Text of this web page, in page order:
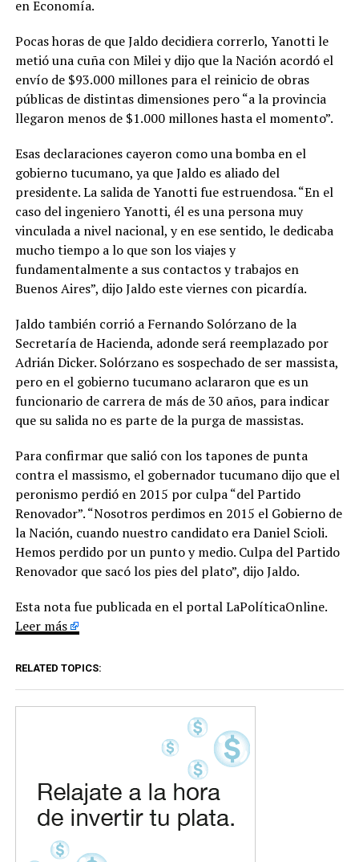
en Economía.
Pocas horas de que Jaldo decidiera correrlo, Yanotti le
metió una cuña con Milei y dijo que la Nación acordó el
envío de $93.000 millones para el reinicio de obras
públicas de distintas dimensiones pero “a la provincia
llegaron menos de $1.000 millones hasta el momento”.
Esas declaraciones cayeron como una bomba en el
gobierno tucumano, ya que Jaldo es aliado del
presidente. La salida de Yanotti fue estruendosa. “En el
caso del ingeniero Yanotti, él es una persona muy
vinculada a nivel nacional, y en ese sentido, le dedicaba
mucho tiempo a lo que son los viajes y
fundamentalmente a sus contactos y trabajos en
Buenos Aires”, dijo Jaldo este viernes con picardía.
Jaldo también corrió a Fernando Solórzano de la
Secretaría de Hacienda, adonde será reemplazado por
Adrián Dicker. Solórzano es sospechado de ser massista,
pero en el gobierno tucumano aclararon que es un
funcionario de carrera de más de 30 años, para indicar
que su salida no es parte de la purga de massistas.
Para confirmar que salió con los tapones de punta
contra el massismo, el gobernador tucumano dijo que el
peronismo perdió en 2015 por culpa “del Partido
Renovador”. “Nosotros perdimos en 2015 el Gobierno de
la Nación, cuando nuestro candidato era Daniel Scioli.
Hemos perdido por un punto y medio. Culpa del Partido
Renovador que sacó los pies del plato”, dijo Jaldo.
Esta nota fue publicada en el portal LaPolíticaOnline.
Leer más
RELATED TOPICS: